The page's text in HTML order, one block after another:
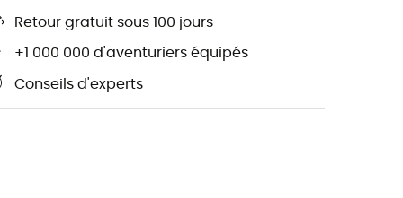
Retour gratuit sous 100 jours
+1 000 000 d'aventuriers équipés
Conseils d'experts